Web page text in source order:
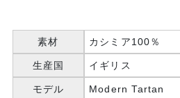
素材 カシミア100％
生産国 イギリス
モデル Modern Tartan